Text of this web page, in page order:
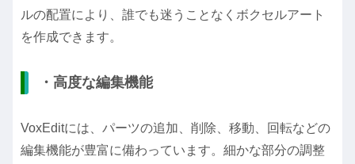
ルの配置により、誰でも迷うことなくボクセルアート
を作成できます。
・高度な編集機能
VoxEditには、パーツの追加、削除、移動、回転などの
編集機能が豊富に備わっています。細かな部分の調整